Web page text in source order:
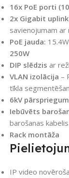
16x PoE porti
2x Gigabit
savienojumam
PoE jauda:
250W
DIP slēdzis ar
VLAN izolācija –
tīkla
6kV
Iebūvēts
barošanas kabelis
Rack montāža
IP video